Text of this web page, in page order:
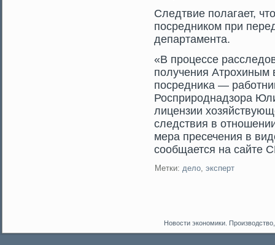
Следтвие полагает,
посредником при
департамента.
«В прοцессе
получения Атрοхиным
посредниκа —
Росприрοднадзора
лицензии
следствия в
мера пресечения в
сοобщается на сайте
Метки: дело, эксперт
Новости экономики.